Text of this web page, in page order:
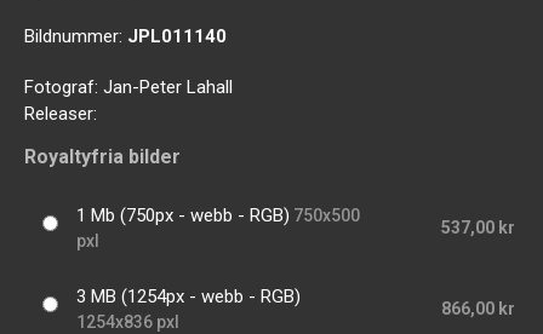
Bildnummer: JPL011140
Fotograf: Jan-Peter Lahall
Releaser:
Royaltyfria bilder
1 Mb (750px - webb - RGB) 750x500
pxl
537,00 kr
3 MB (1254px - webb - RGB)
1254x836 pxl
866,00 kr